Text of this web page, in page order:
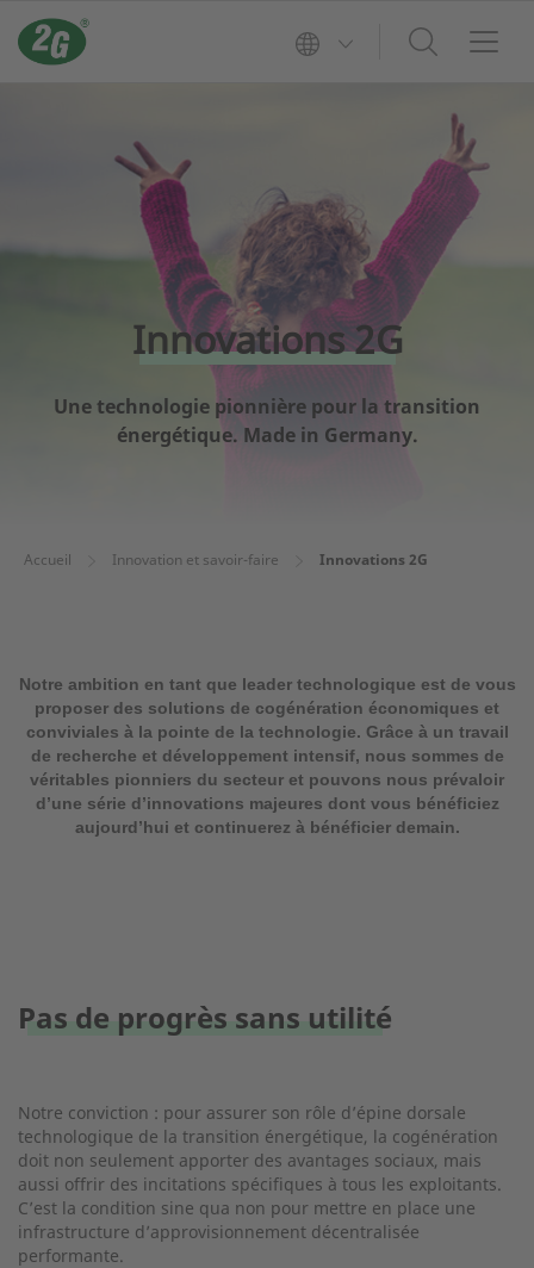
Innovations 2G
Une technologie pionnière pour la transition
énergétique. Made in Germany.
Accueil Innovation et savoir-faire Innovations 2G
Notre ambition en tant que leader technologique est de vous
proposer des solutions de cogénération économiques et
conviviales à la pointe de la technologie. Grâce à un travail
de recherche et développement intensif, nous sommes de
véritables pionniers du secteur et pouvons nous prévaloir
d’une série d’innovations majeures dont vous bénéficiez
aujourd’hui et continuerez à bénéficier demain.
Pas de progrès sans utilité
Notre conviction : pour assurer son rôle d’épine dorsale
technologique de la transition énergétique, la cogénération
doit non seulement apporter des avantages sociaux, mais
aussi offrir des incitations spécifiques à tous les exploitants.
C’est la condition sine qua non pour mettre en place une
infrastructure d’approvisionnement décentralisée
performante.